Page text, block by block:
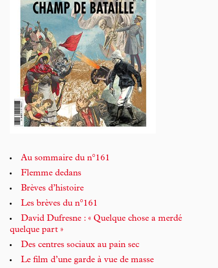
Au sommaire du n°161
Flemme dedans
Brèves d’histoire
Les brèves du n°161
David Dufresne : « Quelque chose a merdé
quelque part »
Des centres sociaux au pain sec
Le film d’une garde à vue de masse